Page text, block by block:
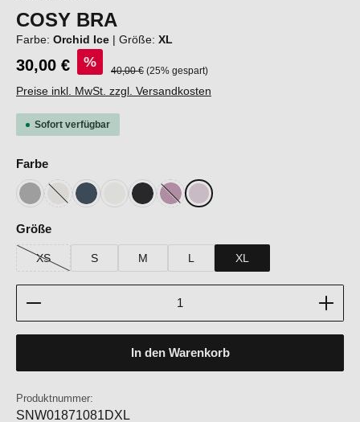
COSY BRA
Farbe: Orchid Ice | Größe: XL
30,00 € % Regulärer Preis:
40,00 € (25% gespart)
Preise inkl. MwSt. zzgl. Versandkosten
Sofort verfügbar
Farbeauswählen
Cashmere Grey Melange
White Pepper
(Diese Option ist zurzeit nicht verfügbar.)
BlueberryFresh White
Jet BlackMauve Mist
(Diese Option ist zurzeit nicht verfügbar.)
Orchid Ice
Größeauswählen
XS
(Diese Option ist zurzeit nicht verfügbar.)
S M L XL
Produkt Anzahl: Gib den gewünschten Wert ein
In den Warenkorb
Produktnummer:
SNW01871081DXL